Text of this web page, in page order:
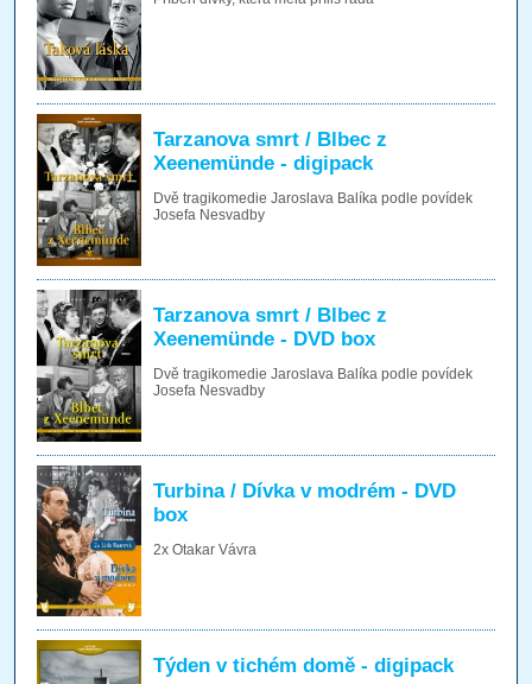
Tarzanova smrt / Blbec z
Xeenemünde - digipack
Dvě tragikomedie Jaroslava Balíka podle povídek
Josefa Nesvadby
Tarzanova smrt / Blbec z
Xeenemünde - DVD box
Dvě tragikomedie Jaroslava Balíka podle povídek
Josefa Nesvadby
Turbina / Dívka v modrém - DVD
box
2x Otakar Vávra
Týden v tichém domě - digipack